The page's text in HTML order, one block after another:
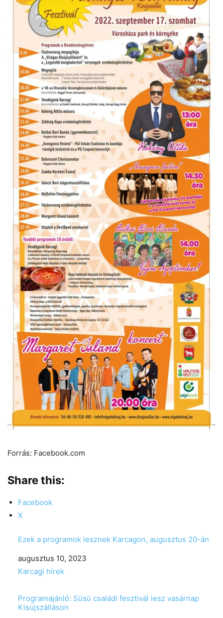
Forrás: Facebook.com
Share this:
Facebook
X
Ezek a programok lesznek Karcagon, augusztus 20-án
Date
augusztus 10, 2023
In relation to
Karcagi hírek
Programajánló: Süsü családi fesztivál lesz vasárnap
Kisújszálláson